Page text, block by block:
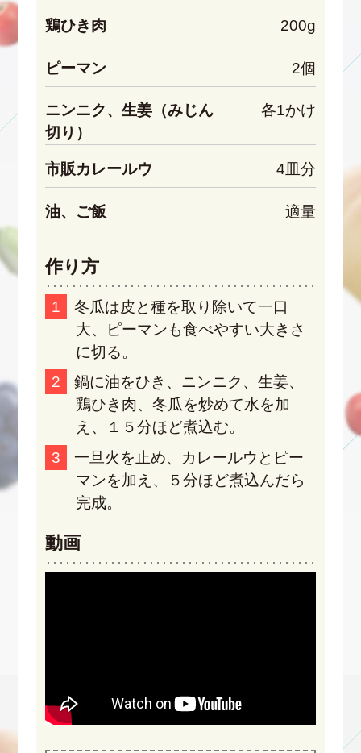
鶏ひき肉 200g
ピーマン 2個
ニンニク、生姜（みじん
切り）
各1かけ
市販カレールウ 4皿分
油、ご飯 適量
作り方
冬瓜は皮と種を取り除いて一口
大、ピーマンも食べやすい大きさ
に切る。
鍋に油をひき、ニンニク、生姜、
鶏ひき肉、冬瓜を炒めて水を加
え、１５分ほど煮込む。
一旦火を止め、カレールウとピー
マンを加え、５分ほど煮込んだら
完成。
動画